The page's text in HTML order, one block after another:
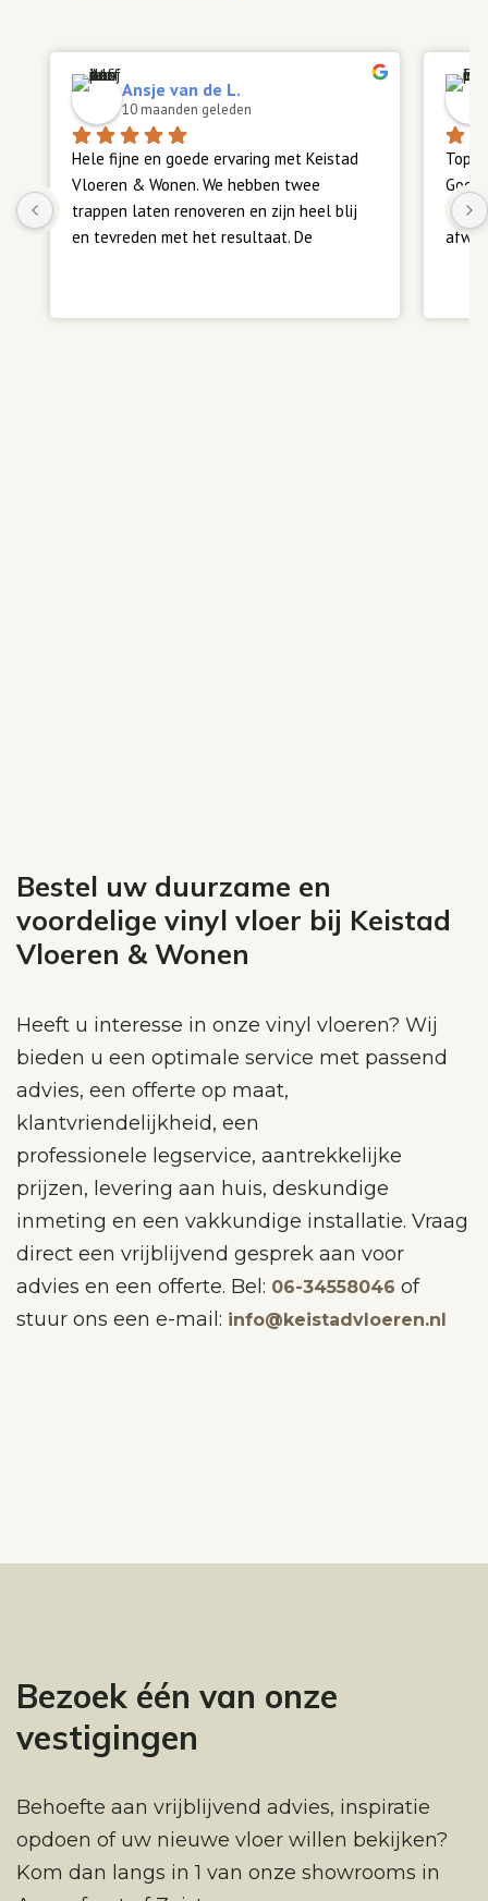
Ansje van de L.
10 maanden geleden
Hele fijne en goede ervaring met Keistad
Vloeren & Wonen. We hebben twee
trappen laten renoveren en zijn heel blij
en tevreden met het resultaat. De
fijn. Een aanrader.
Top
ook
Bestel uw duurzame en
voordelige vinyl vloer bij Keistad
Vloeren & Wonen
Heeft u interesse in onze vinyl vloeren? Wij
bieden u een optimale service met passend
advies, een offerte op maat,
klantvriendelijkheid, een
professionele legservice, aantrekkelijke
prijzen, levering aan huis, deskundige
inmeting en een vakkundige installatie. Vraag
direct een vrijblijvend gesprek aan voor
advies en een offerte. Bel: 06-34558046 of
stuur ons een e-mail: info@keistadvloeren.nl
Bezoek één van onze
vestigingen
Behoefte aan vrijblijvend advies, inspiratie
opdoen of uw nieuwe vloer willen bekijken?
Kom dan langs in 1 van onze showrooms in